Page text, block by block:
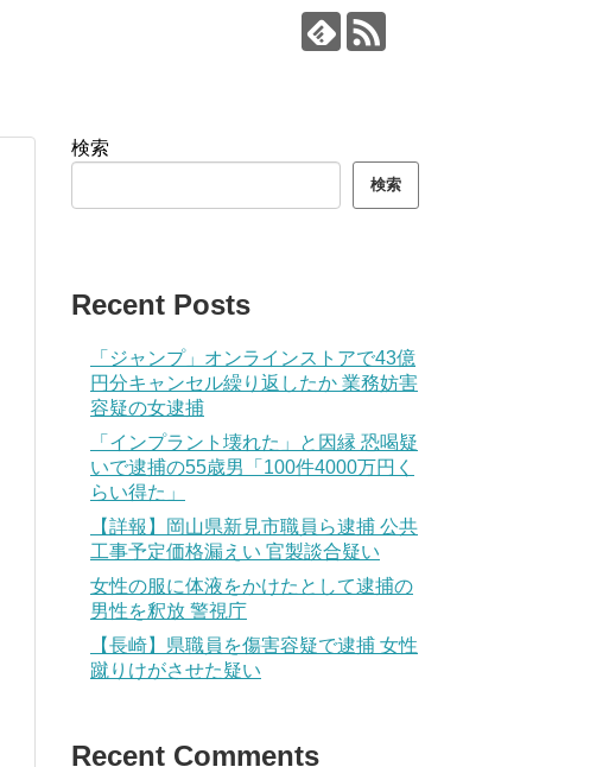
検索
検索
Recent Posts
「ジャンプ」オンラインストアで43億
円分キャンセル繰り返したか 業務妨害
容疑の女逮捕
「インプラント壊れた」と因縁 恐喝疑
いで逮捕の55歳男「100件4000万円く
らい得た」
【詳報】岡山県新見市職員ら逮捕 公共
工事予定価格漏えい 官製談合疑い
女性の服に体液をかけたとして逮捕の
男性を釈放 警視庁
【長崎】県職員を傷害容疑で逮捕 女性
蹴りけがさせた疑い
Recent Comments